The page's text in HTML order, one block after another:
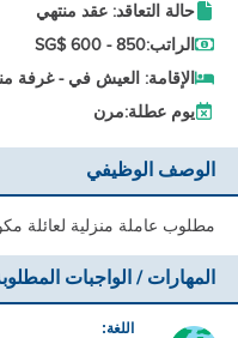
حالة التعاقد: عقد منتهي
الراتب:SG$ 600 - 850
الإقامة: العيش في - غرفة
يوم عطلة:مرن
الوصف الوظيفي
مطلوب عاملة منزلية لعائلة مكونة من
المهارات / الواجبات
اللغة: